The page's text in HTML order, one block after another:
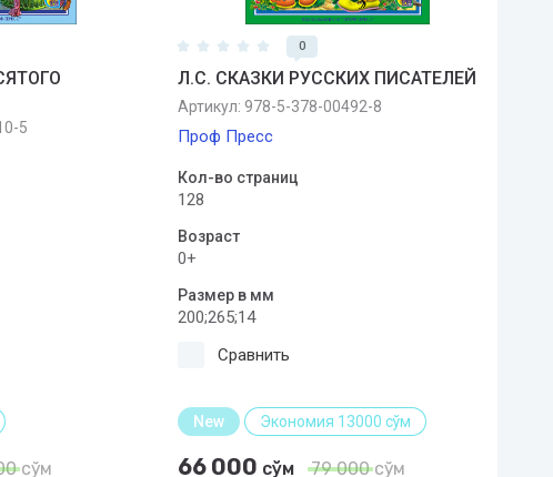
5
сўм
0
Л.С. СКАЗКИ РУССКИХ ПИСАТЕЛЕЙ
Артикул: 978-5-378-00492-8
Проф Пресс
Кол-во страниц
128
Возраст
0+
Размер в мм
200;265;14
Сравнить
New Экономия 13000 сўм
66 000 сўм 79 000сўм